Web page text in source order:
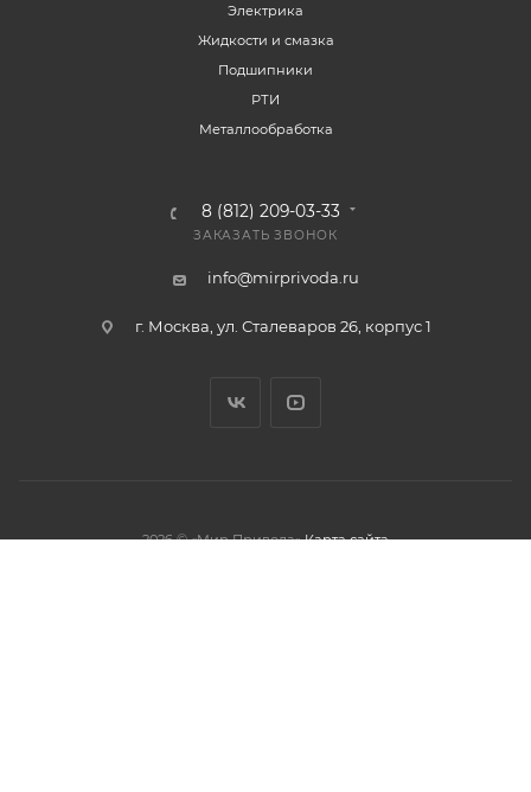
Электрика
Жидкости и смазка
Подшипники
РТИ
Металлообработка
8 (812) 209-03-33
ЗАКАЗАТЬ ЗВОНОК
info@mirprivoda.ru
г. Москва, ул. Сталеваров 26, корпус 1
2026 © «Мир Привода» Карта сайта